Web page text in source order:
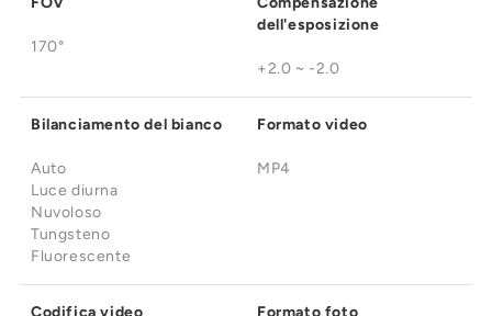
170°
dell'esposizione
+2.0 ~ -2.0
Bilanciamento del bianco
Auto
Luce diurna
Nuvoloso
Tungsteno
Fluorescente
Formato video
MP4
Codifica video Formato foto